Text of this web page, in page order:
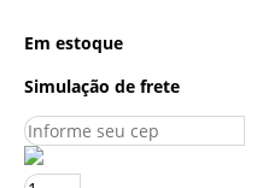
Em estoque
Simulação de frete